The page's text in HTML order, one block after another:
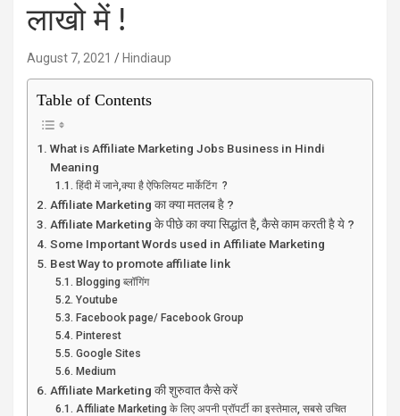
लाखो में !
August 7, 2021 Hindiaup
Table of Contents
What is Affiliate Marketing Jobs Business in Hindi
Meaning
हिंदी में जाने,क्या है ऐफिलियट मार्केटिंग ?
Affiliate Marketing का क्या मतलब है ?
Affiliate Marketing के पीछे का क्या सिद्धांत है, कैसे काम करती है ये ?
Some Important Words used in Affiliate Marketing
Best Way to promote affiliate link
Blogging ब्लॉगिंग
Youtube
Facebook page/ Facebook Group
Pinterest
Google Sites
Medium
Affiliate Marketing की शुरुवात कैसे करें
Affiliate Marketing के लिए अपनी प्रॉपर्टी का इस्तेमाल, सबसे उचित